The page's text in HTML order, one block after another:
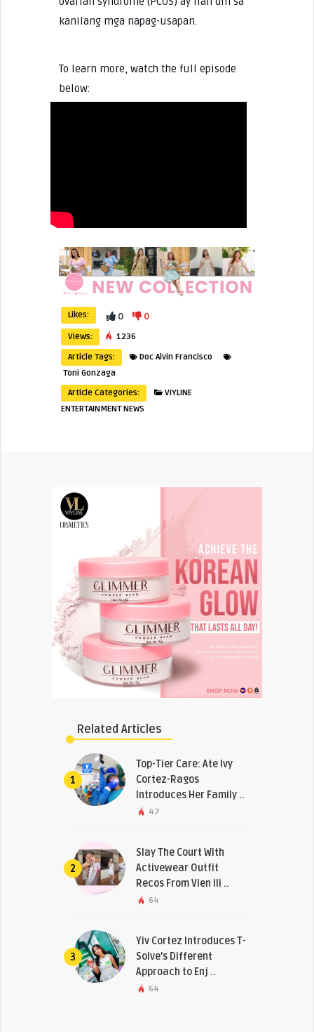
kanilang mga napag-usapan.
To learn more, watch the full episode
below:
Likes: 0 0
Views:
1236
Article Tags:
Doc Alvin Francisco
Toni Gonzaga
Article Categories:
VIYLINE
ENTERTAINMENT NEWS
Related Articles
1
Top-Tier Care: Ate Ivy
Cortez-Ragos
Introduces Her Family ..
47
2
Slay The Court With
Activewear Outfit
Recos From Vien Ili ..
64
3
Yiv Cortez Introduces T-
Solve’s Different
Approach to Enj ..
64